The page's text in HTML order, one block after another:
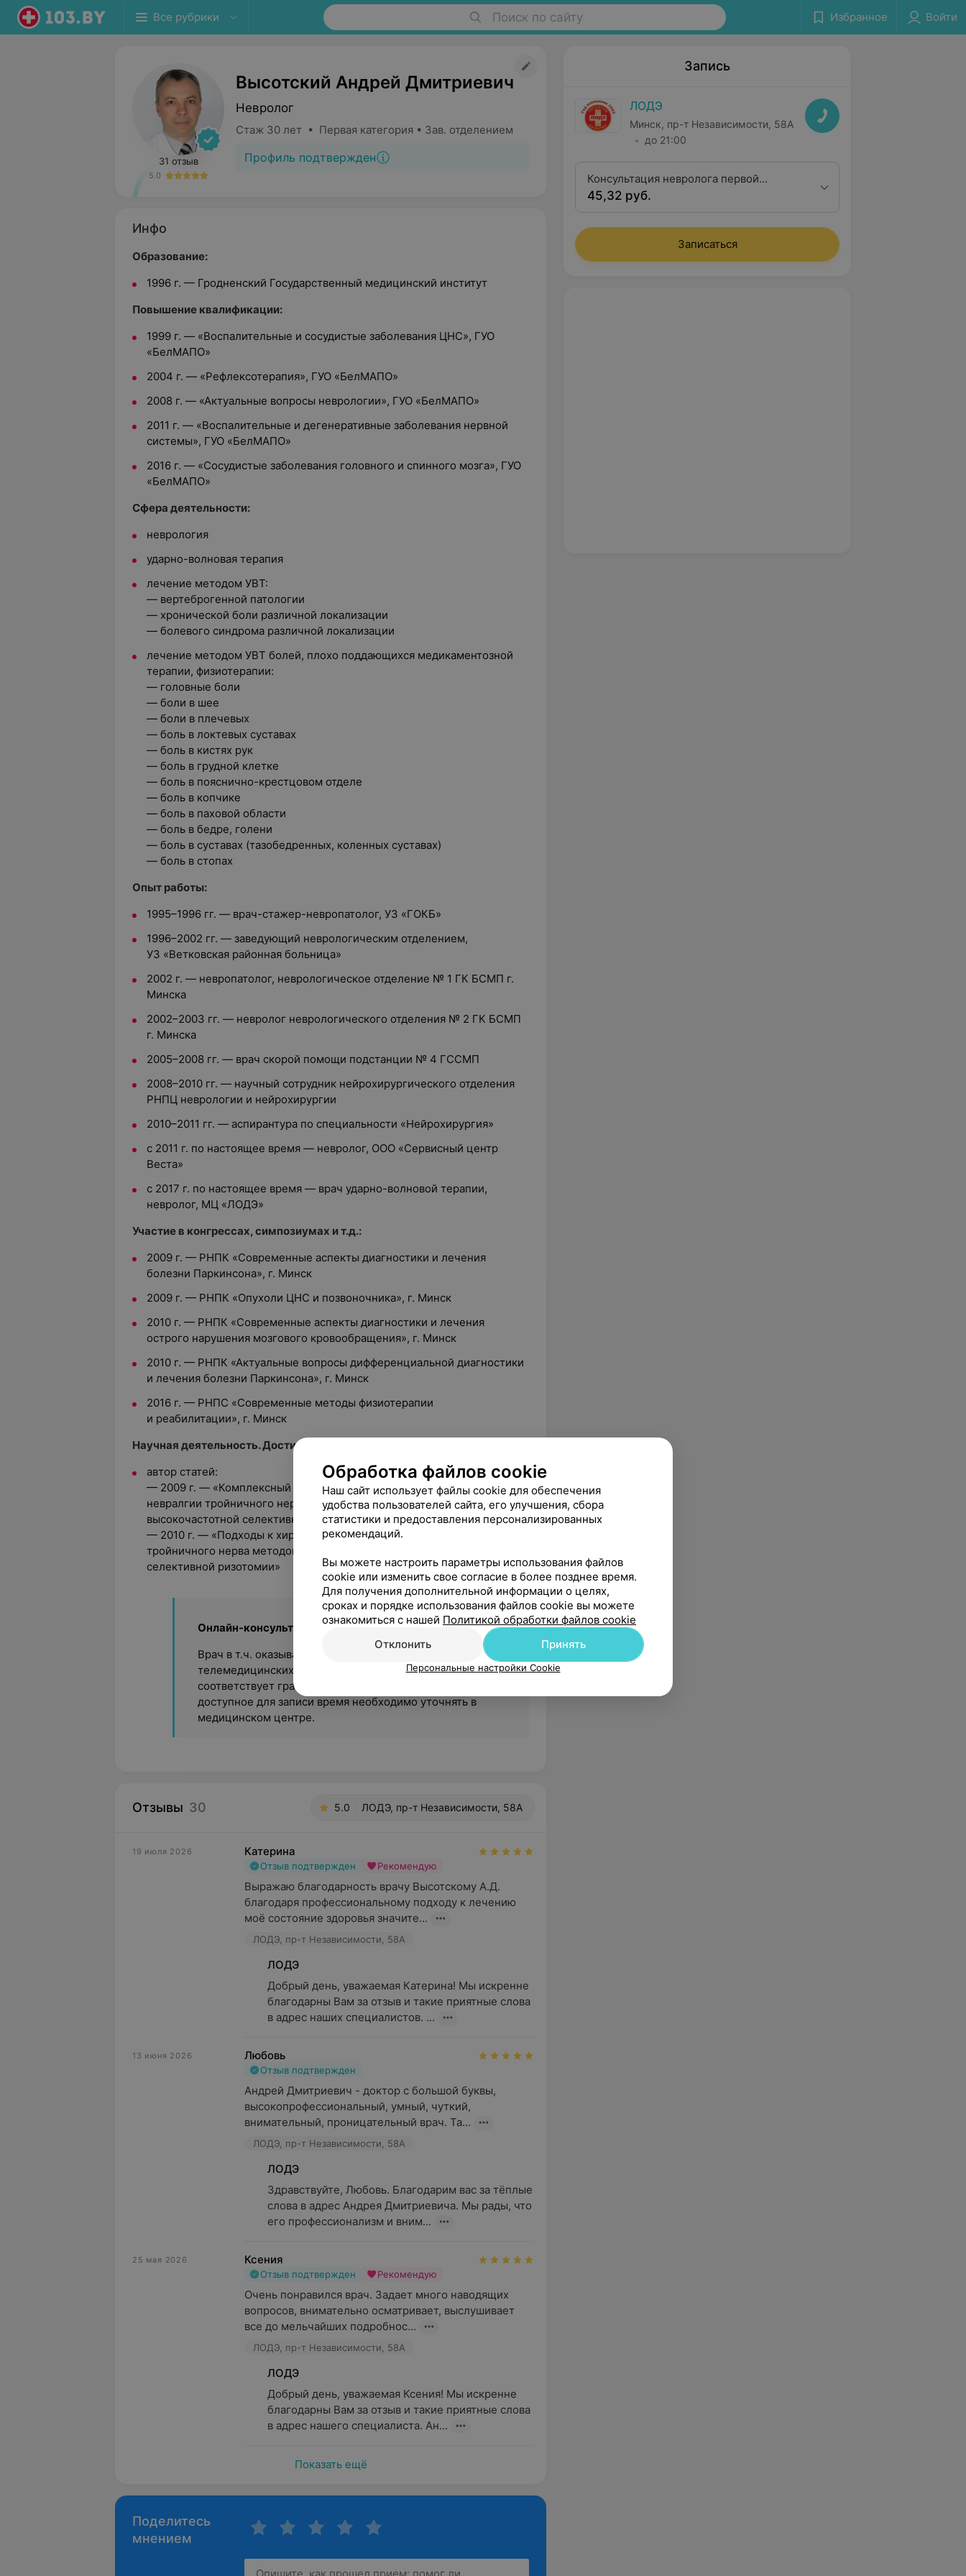
Все рубрики Поиск по сайту Избранное Войти
31 отзыв
5.0
Высотский Андрей Дмитриевич
Невролог
Стаж 30 лет • Первая категория • Зав. отделением
Профиль подтвержден
Инфо
Образование:
1996 г. — Гродненский Государственный медицинский институт
Повышение квалификации:
1999 г. — «Воспалительные и сосудистые заболевания ЦНС», ГУО
«БелМАПО»
2004 г. — «Рефлексотерапия», ГУО «БелМАПО»
2008 г. — «Актуальные вопросы неврологии», ГУО «БелМАПО»
2011 г. — «Воспалительные и дегенеративные заболевания нервной
системы», ГУО «БелМАПО»
2016 г. — «Сосудистые заболевания головного и спинного мозга», ГУО
«БелМАПО»
Сфера деятельности:
неврология
ударно-волновая терапия
лечение методом УВТ:
— вертеброгенной патологии
— хронической боли различной локализации
— болевого синдрома различной локализации
лечение методом УВТ болей, плохо поддающихся медикаментозной
терапии, физиотерапии:
— головные боли
— боли в шее
— боли в плечевых
— боль в локтевых суставах
— боль в кистях рук
— боль в грудной клетке
— боль в пояснично-крестцовом отделе
— боль в копчике
— боль в паховой области
— боль в бедре, голени
— боль в суставах (тазобедренных, коленных суставах)
— боль в стопах
Опыт работы:
1995–1996 гг. — врач-стажер-невропатолог, УЗ «ГОКБ»
1996–2002 гг. — заведующий неврологическим отделением,
УЗ «Ветковская районная больница»
2002 г. — невропатолог, неврологическое отделение № 1 ГК БСМП г.
Минска
2002–2003 гг. — невролог неврологического отделения № 2 ГК БСМП
г. Минска
2005–2008 гг. — врач скорой помощи подстанции № 4 ГССМП
2008–2010 гг. — научный сотрудник нейрохирургического отделения
РНПЦ неврологии и нейрохирургии
2010–2011 гг. — аспирантура по специальности «Нейрохирургия»
с 2011 г. по настоящее время — невролог, ООО «Сервисный центр
Веста»
с 2017 г. по настоящее время — врач ударно-волновой терапии,
невролог, МЦ «ЛОДЭ»
Участие в конгрессах, симпозиумах и т.д.:
2009 г. — РНПК «Современные аспекты диагностики и лечения
болезни Паркинсона», г. Минск
2009 г. — РНПК «Опухоли ЦНС и позвоночника», г. Минск
2010 г. — РНПК «Современные аспекты диагностики и лечения
острого нарушения мозгового кровообращения», г. Минск
2010 г. — РНПК «Актуальные вопросы дифференциальной диагностики
и лечения болезни Паркинсона», г. Минск
2016 г. — РНПС «Современные методы физиотерапии
и реабилитации», г. Минск
Научная деятельность. Достижения:
автор статей:
— 2009 г. — «Комплексный подход к хирургическому лечению
невралгии тройничного нерва методом трансбуккальной
высокочастотной селективной ризотомии»
— 2010 г. — «Подходы к хирургическому лечению невралгии
тройничного нерва методом чрезкожной высокочастотной
селективной ризотомии»
Онлайн-консультации
Врач в т.ч. оказывает консультации с применением
телемедицинских технологий. График работы врача
соответствует графику работы медицинского центра,
доступное для записи время необходимо уточнять в
медицинском центре.
Отзывы 30 5.0 ЛОДЭ, пр-т Независимости, 58А
19 июля 2026 Катерина
Отзыв подтвержден Рекомендую
Выражаю благодарность врачу Высотскому А.Д.
благодаря профессиональному подходу к лечению
моё состояние здоровья значите...
ЛОДЭ, пр-т Независимости, 58А
ЛОДЭ
Добрый день, уважаемая Катерина! Мы искренне
благодарны Вам за отзыв и такие приятные слова
в адрес наших специалистов. ...
13 июня 2026 Любовь
Отзыв подтвержден
Андрей Дмитриевич - доктор с большой буквы,
высокопрофессиональный, умный, чуткий,
внимательный, проницательный врач. Та...
ЛОДЭ, пр-т Независимости, 58А
ЛОДЭ
Здравствуйте, Любовь. Благодарим вас за тёплые
слова в адрес Андрея Дмитриевича. Мы рады, что
его профессионализм и вним...
25 мая 2026 Ксения
Отзыв подтвержден Рекомендую
Очень понравился врач. Задает много наводящих
вопросов, внимательно осматривает, выслушивает
все до мельчайших подробнос...
ЛОДЭ, пр-т Независимости, 58А
ЛОДЭ
Добрый день, уважаемая Ксения! Мы искренне
благодарны Вам за отзыв и такие приятные слова
в адрес нашего специалиста. Ан...
Показать ещё
Поделитесь
мнением
Запись
ЛОДЭ
Минск, пр-т Независимости, 58А
до 21:00
Консультация невролога первой
квалификационной категории
45,32 руб.
Записаться
Обработка файлов cookie
Наш сайт использует файлы cookie для обеспечения
удобства пользователей сайта, его улучшения, сбора
статистики и предоставления персонализированных
рекомендаций.
Вы можете настроить параметры использования файлов
cookie или изменить свое согласие в более позднее время.
Для получения дополнительной информации о целях,
сроках и порядке использования файлов cookie вы можете
ознакомиться с нашей Политикой обработки файлов cookie
Отклонить
Принять
Персональные настройки Cookie